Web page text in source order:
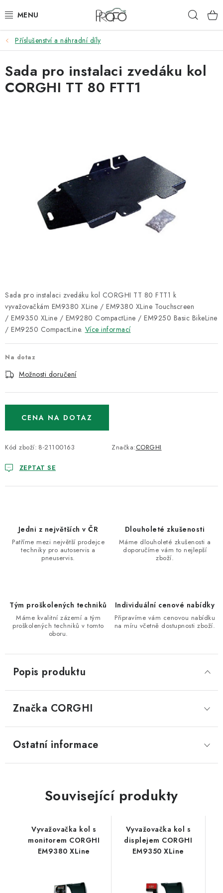
na
ZVEDÁKY
ZOUVAČKY
VYVAŽOVAČKY
OLEJE A KAPALINY
ODSÁVÁNÍ
MYCÍ STOLY
BAZAR
Úvod
Blog
Doprava & platby
Příslušenství a náhradní díly
Sada pro instalaci zvedáku kol CORGHI TT 80 FTT1 k
vyvažovačkám EM9380 XLine / EM9380 XLine Touchscreen
/ EM9350 XLine / EM9280 CompactLine / EM9250 Basic BikeLine
/ EM9250 CompactLine. Více informací
Na dotaz
Možnosti doručení
CENA NA DOTAZ
Kód zboží: 8-21100163 Značka:CORGHI
ZEPTAT SE
Sada pro instalaci zvedáku kol
CORGHI TT 80 FTT1
Jedni z největších v ČR
Patříme mezi největší prodejce
techniky pro autoservis a
pneuservis.
Dlouholeté zkušenosti
Máme dlouholeté zkušenosti a
doporučíme vám to nejlepší
zboží.
Tým proškolených techniků
Máme kvalitní zázemí a tým
proškolených techniků v tomto
oboru.
Individuální cenové nabídky
Připravíme vám cenovou nabídku
na míru včetně dostupnosti zboží.
Popis produktu
Značka CORGHI
Ostatní informace
Související produkty
Vyvažovačka kol s
monitorem CORGHI
EM9380 XLine
Vyvažovačka kol s
displejem CORGHI
EM9350 XLine